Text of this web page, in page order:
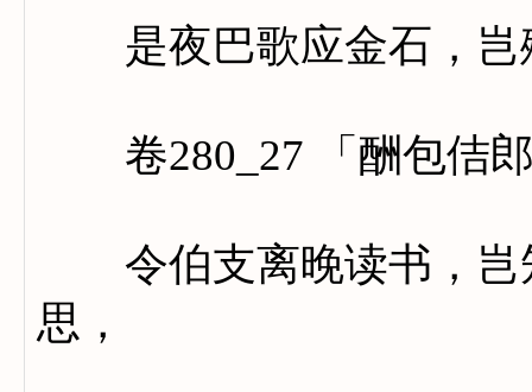
是夜巴歌应金石，岂
卷280_27 「酬包佶郎
令伯支离晚读书，岂
思，